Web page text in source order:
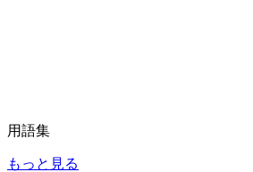
用語集
もっと見る